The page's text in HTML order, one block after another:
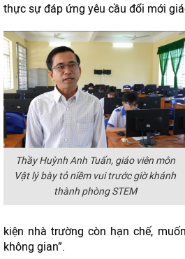
thực sự đáp ứng yêu cầu đổi mới
Thầy Huỳnh Anh Tuấn, giáo viên môn
Vật lý bày tỏ niềm vui trước giờ khánh
thành phòng STEM
kiện nhà trường còn hạn chế,
không gian”.